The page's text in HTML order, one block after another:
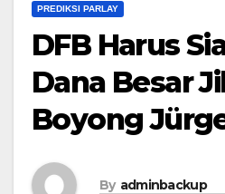
PREDIKSI PARLAY
DFB Harus
Dana Besar
Boyong
By adminbackup